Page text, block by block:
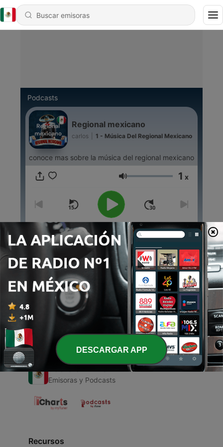
Podcasts
Regional mexicano
carlos 1 - Música Del Regional Mexicano
conoce mas sobre la música del regional mexicano
Volumen 1 x
00:00 00:00
Episodios
- Música Del Regional Mexicano
26 mar. 2021
Emisoras y Podcasts
Recursos
DESCARGAR APP